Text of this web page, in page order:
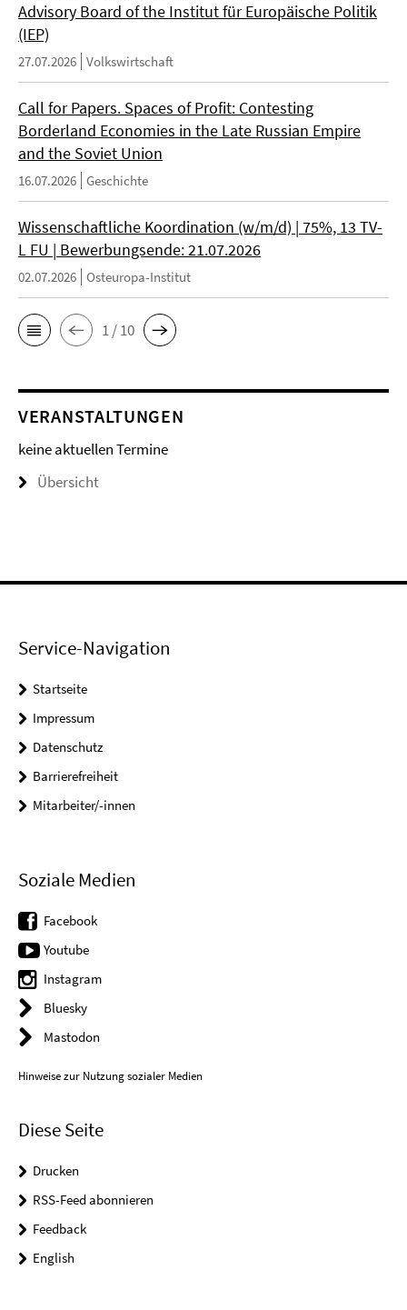
Advisory Board of the Institut für Europäische Politik
(IEP)
27.07.2026 Volkswirtschaft
Call for Papers. Spaces of Profit: Contesting
Borderland Economies in the Late Russian Empire
and the Soviet Union
16.07.2026 Geschichte
Wissenschaftliche Koordination (w/m/d) | 75%, 13 TV-
L FU | Bewerbungsende: 21.07.2026
02.07.2026 Osteuropa-Institut
1 / 10
VERANSTALTUNGEN
keine aktuellen Termine
Übersicht
Service-Navigation
Startseite
Impressum
Datenschutz
Barrierefreiheit
Mitarbeiter/-innen
Soziale Medien
Facebook
Youtube
Instagram
Bluesky
Mastodon
Hinweise zur Nutzung sozialer Medien
Diese Seite
Drucken
RSS-Feed abonnieren
Feedback
English